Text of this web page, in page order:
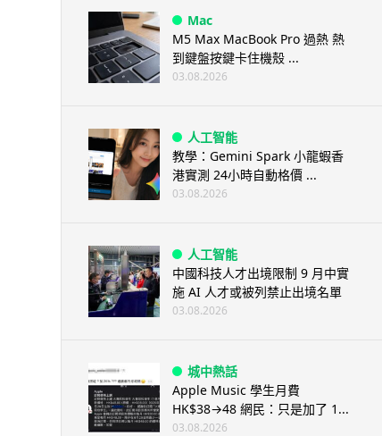
Mac
M5 Max MacBook Pro 過熱 熱
到鍵盤按鍵卡住機殼 ...
03.08.2026
人工智能
教學：Gemini Spark 小龍蝦香
港實測 24小時自動格價 ...
03.08.2026
人工智能
中國科技人才出境限制 9 月中實
施 AI 人才或被列禁止出境名單
03.08.2026
城中熱話
Apple Music 學生月費
HK$38→48 網民：只是加了 1...
03.08.2026